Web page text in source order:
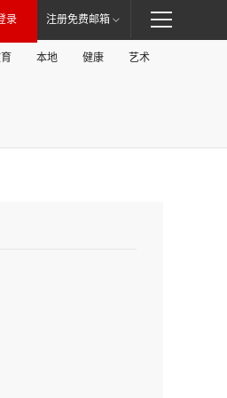
录 注册免费邮箱
本地 健康 艺术